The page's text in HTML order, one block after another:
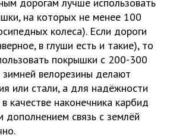
на которых не менее 100
колеса). Если дороги
в глуши есть и такие), то
покрышки с 200-300
велорезины делают
или стали, а для надёжности
качестве наконечника карбид
дополнением связь с землёй